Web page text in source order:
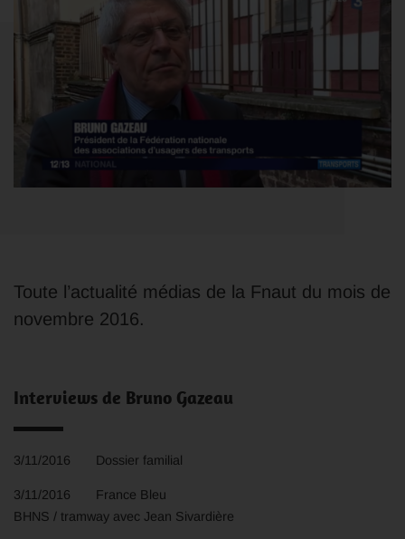
Toute l’actualité médias de la Fnaut du mois de
novembre 2016.
Interviews de Bruno Gazeau
3/11/2016 Dossier familial
3/11/2016 France Bleu
BHNS / tramway avec Jean Sivardière